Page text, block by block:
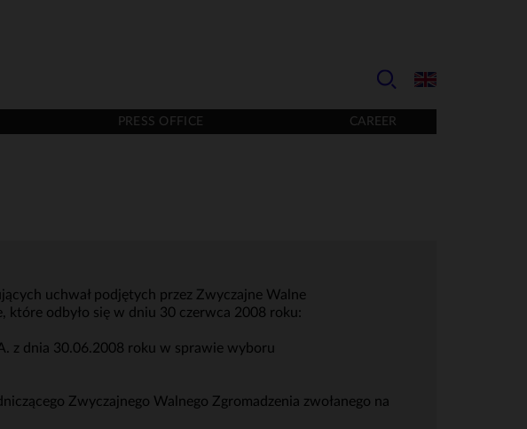
PRESS OFFICE CAREER
uchwał podjętych przez Zwyczajne Walne
które odbyło się w dniu 30 czerwca 2008 roku:
z dnia 30.06.2008 roku w sprawie wyboru
Zwyczajnego Walnego Zgromadzenia zwołanego na